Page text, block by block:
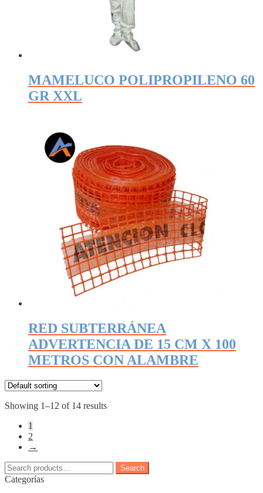
MAMELUCO POLIPROPILENO 60
GR XXL
RED SUBTERRÁNEA
ADVERTENCIA DE 15 CM X 100
METROS CON ALAMBRE
Showing 1–12 of 14 results
1
2
→
Search
for:
Search
Categorías